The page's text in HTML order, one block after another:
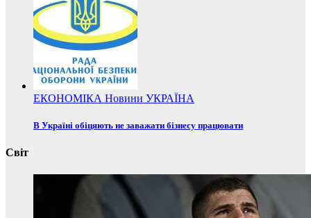
ЕКОНОМІКА Новини УКРАЇНА
В Україні обіцяють не заважати бізнесу працювати
Світ